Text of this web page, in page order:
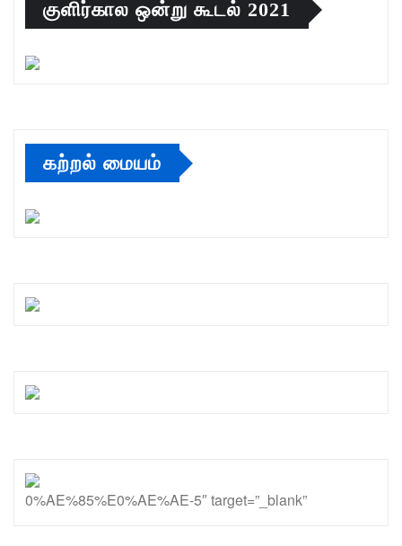
குளிர்கால ஒன்று கூடல் 2021
கற்றல் மையம்
0%AE%85%E0%AE%AE-5″ target=”_blank”